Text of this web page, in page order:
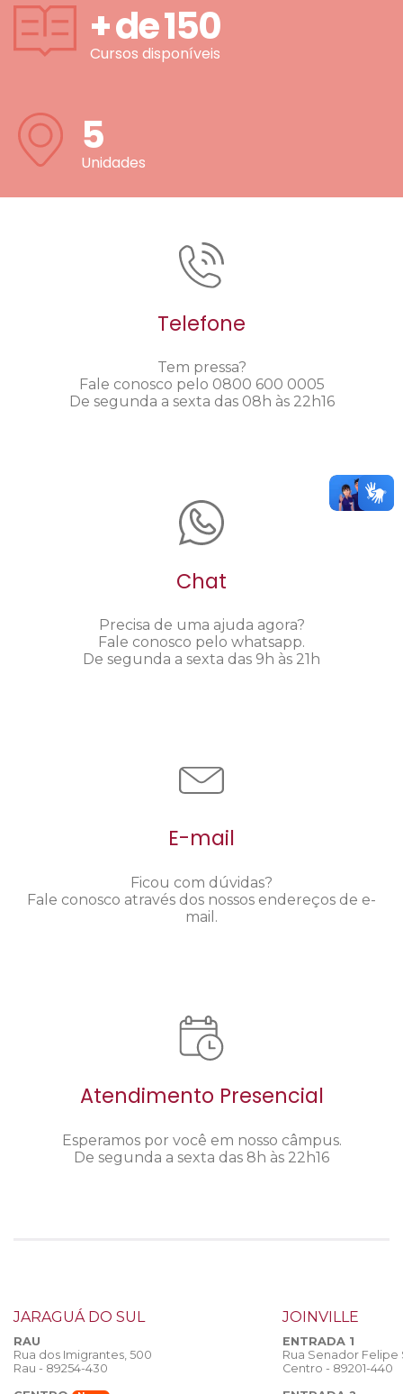
+ de150
Cursos disponíveis
5
Unidades
Telefone
Tem pressa?
Fale conosco pelo 0800 600 0005
De segunda a sexta das 08h às 22h16
Chat
Precisa de uma ajuda agora?
Fale conosco pelo whatsapp.
De segunda a sexta das 9h às 21h
E-mail
Ficou com dúvidas?
Fale conosco através dos nossos endereços de e-
mail.
Atendimento Presencial
Esperamos por você em nosso câmpus.
De segunda a sexta das 8h às 22h16
JARAGUÁ DO SUL
RAU
Rua dos Imigrantes, 500
Rau - 89254-430
JOINVILLE
ENTRADA 1
Rua Senador
Centro - 89201-440